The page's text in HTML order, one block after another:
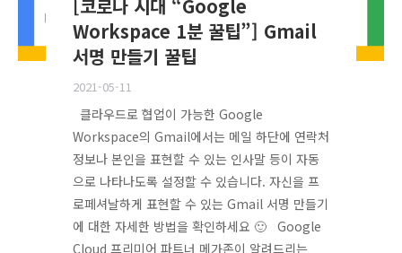
[코로나 시대 “Google
Workspace 1분 꿀팁”] Gmail
서명 만들기 꿀팁
2021-05-11
클라우드로 협업이 가능한 Google
Workspace의 Gmail에서는 메일 하단에 연락처
정보나 본인을 표현할 수 있는 인사말 등이 자동
으로 나타나도록 설정할 수 있습니다. 자신을 프
로페셔날하게 표현할 수 있는 Gmail 서명 만들기
에 대한 자세한 방법을 확인하세요 🙂 Google
Cloud 프리미어 파트너 메가존이 알려드리는